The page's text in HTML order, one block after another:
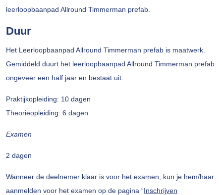
leerloopbaanpad Allround Timmerman prefab.
Duur
Het Leerloopbaanpad Allround Timmerman prefab is maatwerk.
Gemiddeld duurt het leerloopbaanpad Allround Timmerman prefab
ongeveer een half jaar en bestaat uit:
Praktijkopleiding: 10 dagen
Theorieopleiding: 6 dagen
Examen
2 dagen
Wanneer de deelnemer klaar is voor het examen, kun je hem/haar
aanmelden voor het examen op de pagina “Inschrijven